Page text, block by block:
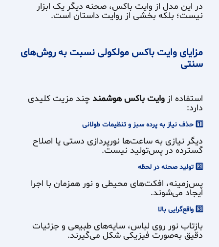
در این مدل از وایت باکس، صحنه دیگر یک ابزار
نیست؛ بلکه بخشی از روایت داستان است.
مزایای وایت باکس مولکولی نسبت به روش‌های
سنتی
استفاده از وایت باکس هوشمند چند مزیت کلیدی
دارد:
1️⃣ حذف نیاز به پرده سبز و تنظیمات طولانی
دیگر نیازی به ساعت‌ها نورپردازی دستی یا اصلاح
گسترده در پس‌تولید نیست.
2️⃣ تولید صحنه در لحظه
پس‌زمینه، افکت‌های محیطی و نور همزمان با اجرا
ایجاد می‌شوند.
3️⃣ واقع‌گرایی بالا
بازتاب نور روی لباس، سایه‌های طبیعی و جزئیات
دقیق به‌صورت فیزیکی شکل می‌گیرند.